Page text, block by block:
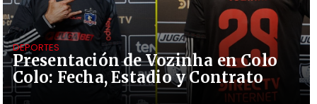
Presentación de Vozinha en Colo
Colo: Fecha, Estadio y Contrato
DEPORTES